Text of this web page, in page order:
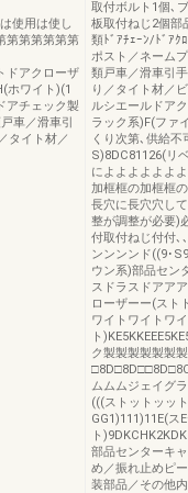
使用は使し
第第第第第第
ドアクローザ
ホワイト)(1
アチェック製
車／滑車引
タイト材／
取付ボルト1個､
板取付ねじ2個部
類ﾄﾞｱﾁｪｰﾝ/ﾄﾞｱｸ
ポスト／ネーム
類戸車／滑車引
り／タイト材／
ルシエールドア
ラック系)F(ファ
くり次第､供給
S)8DC81126(リ
によよよよよよ
加框框の加框框
長穴に長穴穴し
整が調整が必要)
付取付ねじ付付､
ンンンンド((9･
ウン系)部品セン
スドラスドアア
ローザーー(スト
ワイトワイトワ
ト
ク製製製製製製
ムムムジェイグ
(((ストットッッ
GG1)111)11E(ス
ト
部品センターキ
め／振れ止めピ
装部品／その他